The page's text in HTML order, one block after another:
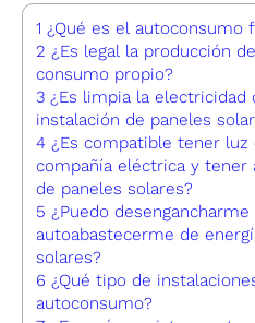
1 ¿Qué es el autoconsumo
2 ¿Es legal la producción
consumo propio?
3 ¿Es limpia la electricidad
instalación de paneles
4 ¿Es compatible tener luz
compañía eléctrica y tener
de paneles solares?
5 ¿Puedo
autoabastecerme de
solares?
6 ¿Qué tipo de
autoconsumo?